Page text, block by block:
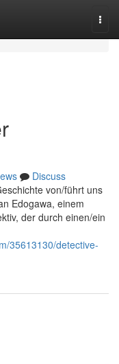
Discuss
von/führt uns
Edogawa, einem
der durch einen/ein
35613130/detective-